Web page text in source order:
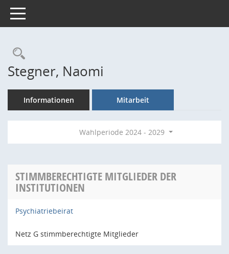
Toggle navigation
Rechercheauswahl
Stegner, Naomi
Informationen Mitarbeit
Wahlperiode 2024 - 2029
STIMMBERECHTIGTE MITGLIEDER DER
INSTITUTIONEN
Psychiatriebeirat
Netz G stimmberechtigte Mitglieder